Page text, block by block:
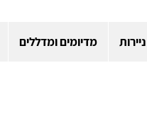
ניירות מדיומים ומדללים